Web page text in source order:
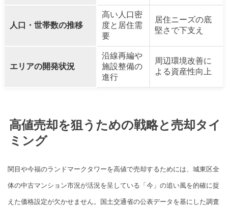
人口・世帯数の推移
高い人口密
度と居住需
要
居住ニーズの底
堅さで下支え
エリアの開発状況
沿線再編や
施設整備の
進行
周辺環境改善に
よる資産性向上
高値売却を狙うための戦略と売却タイ
ミング
関目や今福のランドマークタワーを高値で売却するためには、城東区全
体の中古マンション市況が活況を呈している「今」の追い風を的確に捉
えた価格設定が欠かせません。国土交通省の公表データを基にした調査